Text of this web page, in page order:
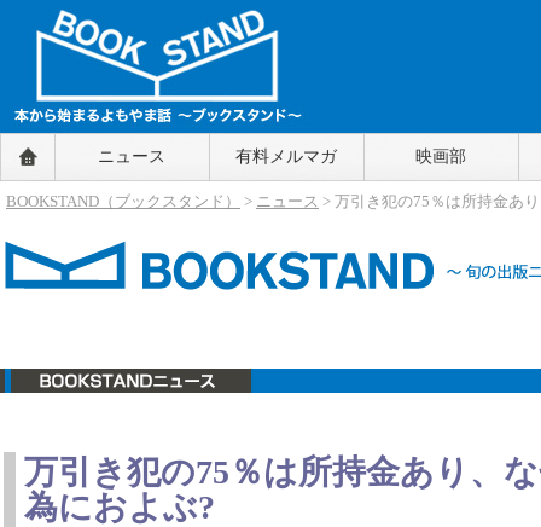
BOOKSTAND（ブックスタンド）
～本から始まるよもやま話～
BOOKSTAND（ブ
ニュース 有料メルマガ 映画部
BOOKSTAND（ブックスタンド） > ニュース > 万引き犯の75％は所持金あ
万引き犯の75％は所持金あり、
為におよぶ?